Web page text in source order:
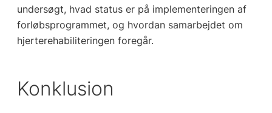
undersøgt, hvad status er på implementeringen af
forløbsprogrammet, og hvordan samarbejdet om
hjerterehabiliteringen foregår.
Konklusion